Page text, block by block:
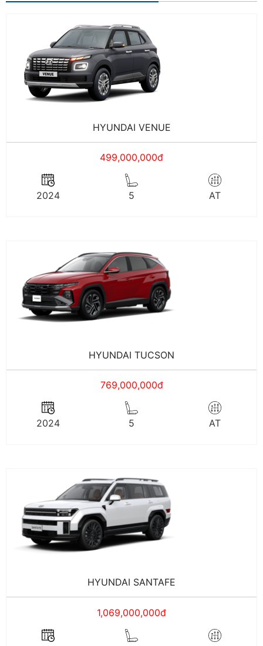
HYUNDAI VENUE
499,000,000đ
2024 5 AT
HYUNDAI TUCSON
769,000,000đ
2024 5 AT
HYUNDAI SANTAFE
1,069,000,000đ